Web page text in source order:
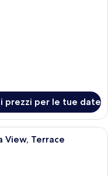
prezzi per le tue date
camera d'albergo con
View, Terrace